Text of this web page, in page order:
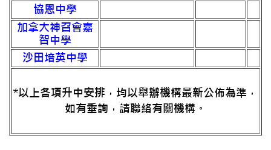
協恩中學
加拿大神召會嘉
智中學
沙田培英中學
*以上各項升中安排，均以舉辦機構最新公佈為準，
如有垂詢，請聯絡有關機構。